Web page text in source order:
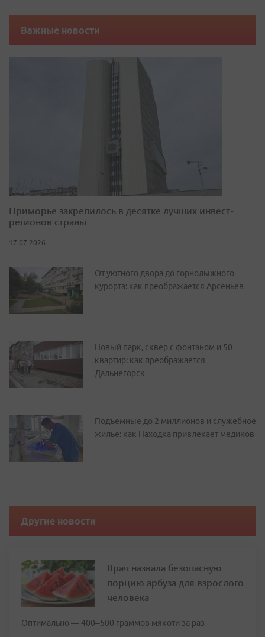
Важные новости
Приморье закрепилось в десятке лучших инвест-
регионов страны
17.07.2026
От уютного двора до горнолыжного
курорта: как преображается Арсеньев
Новый парк, сквер с фонтаном и 50
квартир: как преображается
Дальнегорск
Подъемные до 2 миллионов и служебное
жилье: как Находка привлекает медиков
Другие новости
Врач назвала безопасную
порцию арбуза для взрослого
человека
Оптимально — 400–500 граммов мякоти за раз